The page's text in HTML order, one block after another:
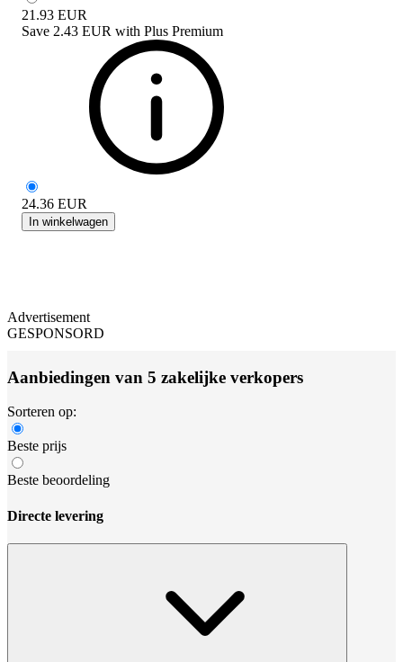
21.93 EUR
Save 2.43 EUR with Plus Premium
24.36 EUR
In winkelwagen
Advertisement
GESPONSORD
Aanbiedingen van 5 zakelijke verkopers
Sorteren op:
Beste prijs
Beste beoordeling
Directe levering